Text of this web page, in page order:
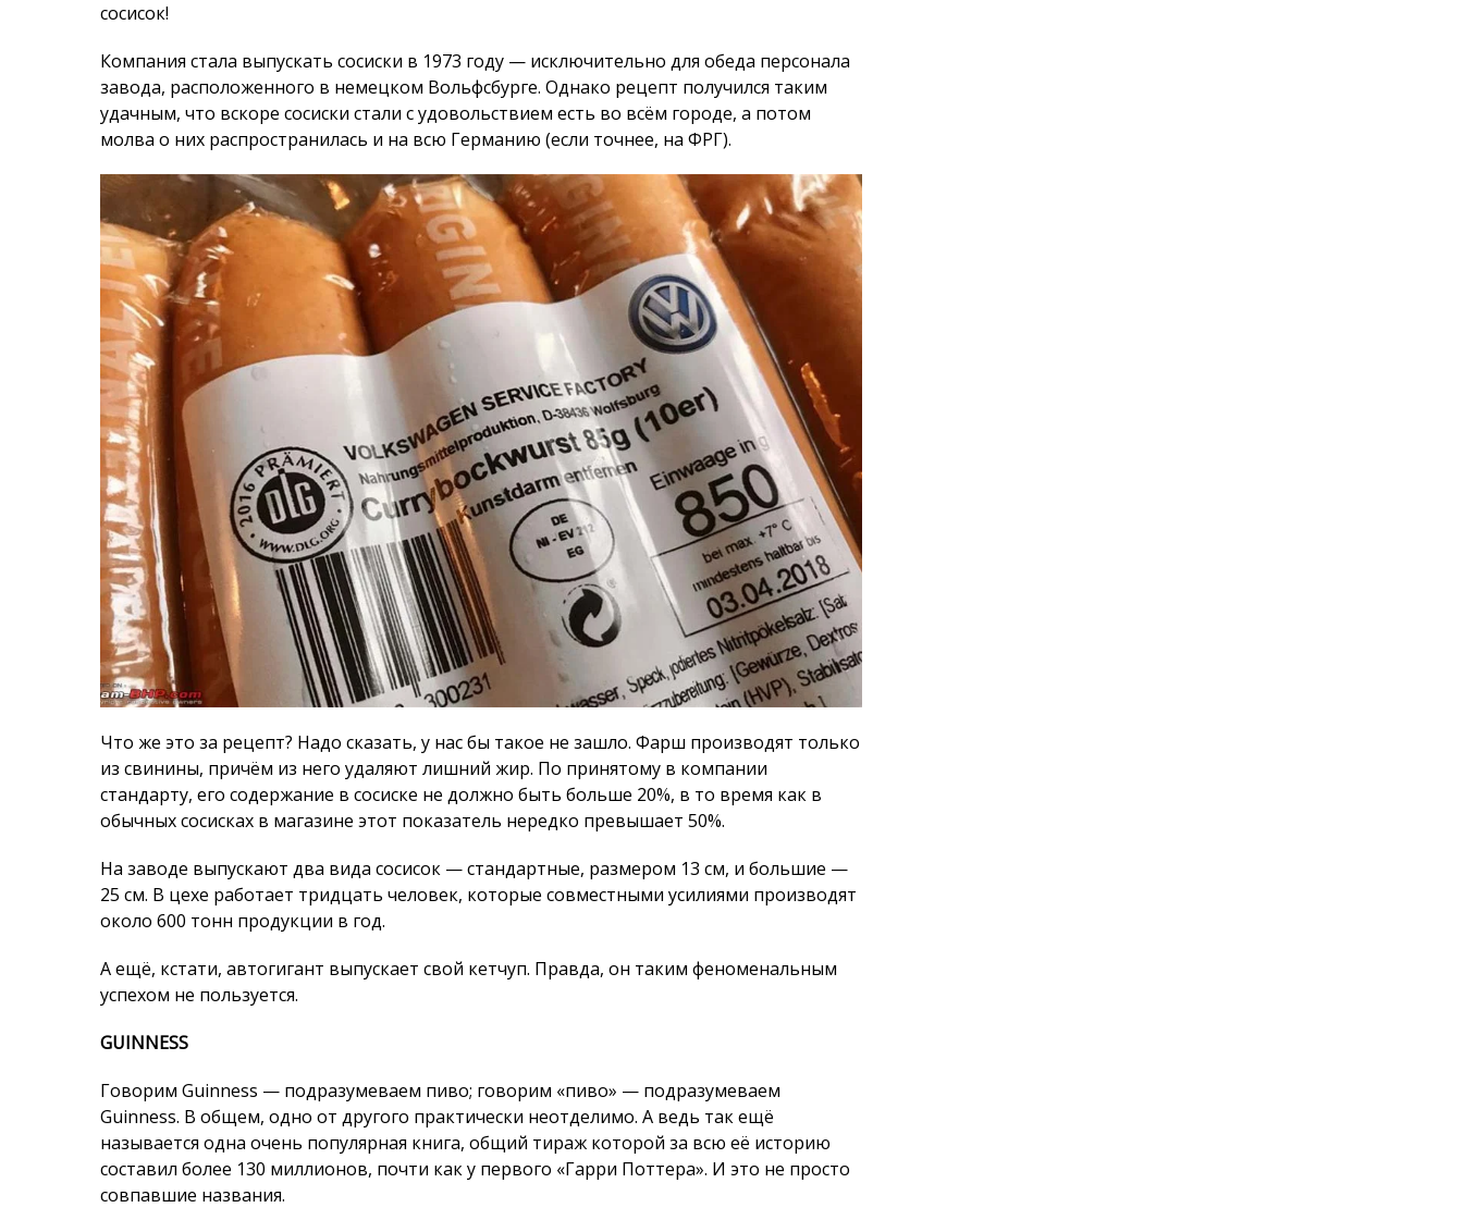
Что же это за рецепт? Надо сказать, у нас бы такое не зашло. Фарш производят только
из свинины, причём из него удаляют лишний жир. По принятому в компании
стандарту, его содержание в сосиске не должно быть больше 20%, в то время как в
обычных сосисках в магазине этот показатель нередко превышает 50%.
На заводе выпускают два вида сосисок — стандартные, размером 13 см, и большие —
25 см. В цехе работает тридцать человек, которые совместными усилиями производят
около 600 тонн продукции в год.
А ещё, кстати, автогигант выпускает свой кетчуп. Правда, он таким феноменальным
успехом не пользуется.
GUINNESS
Говорим Guinness — подразумеваем пиво; говорим «пиво» — подразумеваем
Guinness. В общем, одно от другого практически неотделимо. А ведь так ещё
называется одна очень популярная книга, общий тираж которой за всю её историю
составил более 130 миллионов, почти как у первого «Гарри Поттера». И это не просто
на… девять тысяч лет (вот что такое долгосрочное планирование!). И основал на ней
пивоварню. Но при чём здесь мировые рекорды? Есть две основные версии.